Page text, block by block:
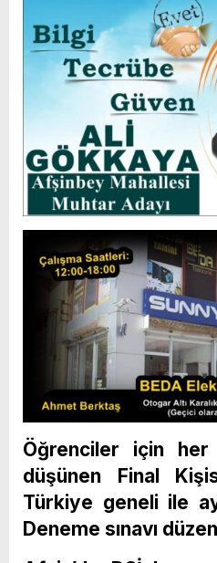
Öğrenciler için
düşünen Final
Türkiye geneli ile
Deneme sınavı